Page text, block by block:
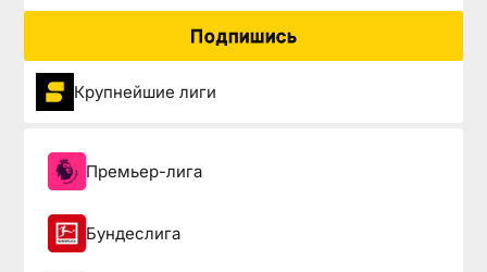
Подпишись
Крупнейшие лиги
Премьер-лига
Бундеслига